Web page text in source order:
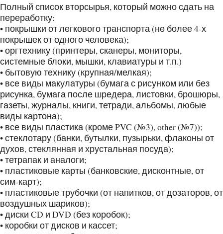
Полный список вторсырья, который можно сдать на
переработку:
• покрышки от легкового транспорта (не более 4-х
покрышек от одного человека);
• оргтехнику (принтеры, сканеры, мониторы,
системные блоки, мышки, клавиатуры и т.п.)
• бытовую технику (крупная/мелкая);
• все виды макулатуры (бумага с рисунком или без
рисунка, бумага после шредера, листовки, брошюры,
газеты, журналы, книги, тетради, альбомы, любые
виды картона);
• все виды пластика (кроме PVC (№3), other (№7));
• стеклотару (банки, бутылки, пузырьки, флаконы от
духов, стеклянная и хрустальная посуда);
• тетрапак и аналоги;
• пластиковые карты (банковские, дисконтные, от
сим-карт);
• пластиковые трубочки (от напитков, от дозаторов, от
воздушных шариков);
• диски CD и DVD (без коробок);
• коробки от дисков и кассет;